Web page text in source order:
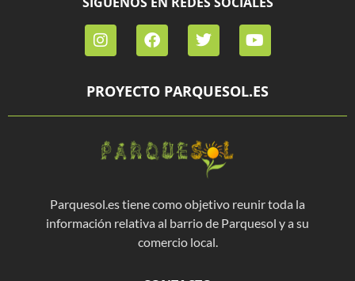
PROYECTO PARQUESOL.ES
Parquesol.es tiene como objetivo reunir toda la
información relativa al barrio de Parquesol y a su
comercio local.